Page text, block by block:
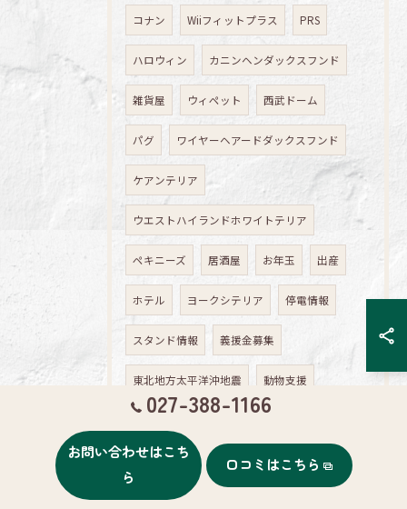
コナン Wiiフィットプラス PRS
ハロウィン カニンヘンダックスフンド
雑貨屋 ウィペット 西武ドーム
パグ ワイヤーヘアードダックスフンド
ケアンテリア
ウエストハイランドホワイトテリア
ペキニーズ 居酒屋 お年玉 出産
ホテル ヨークシテリア 停電情報
スタンド情報 義援金募集
東北地方太平洋沖地震 動物支援
コンタクト お花見 参鶏湯 夏休み
ミニチュアダックスフンドのクッキーくん
027-388-1166
お問い合わせはこち
ら
口コミはこちら